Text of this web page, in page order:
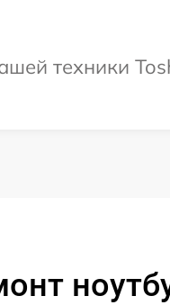
техники